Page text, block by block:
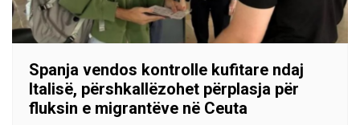
Spanja vendos kontrolle kufitare ndaj
Italisë, përshkallëzohet përplasja për
fluksin e migrantëve në Ceuta